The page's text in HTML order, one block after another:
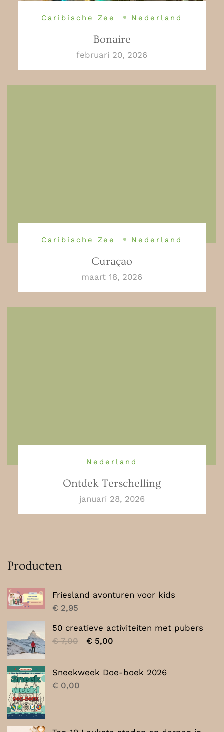
Caribische Zee Nederland
Bonaire
februari 20, 2026
Caribische Zee Nederland
Curaçao
maart 18, 2026
Nederland
Ontdek Terschelling
januari 28, 2026
Producten
Friesland avonturen voor kids
€ 2,95
50 creatieve activiteiten met pubers
€7,00
Oorspronkelijke
€ 7,00.
€ 5,00
€ 5,00.
Sneekweek Doe-boek 2026
€ 0,00